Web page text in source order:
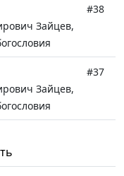
Зайцев,
#38
Зайцев,
#37
Зайцев,